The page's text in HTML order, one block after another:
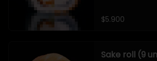
$5.900
Sake roll (9